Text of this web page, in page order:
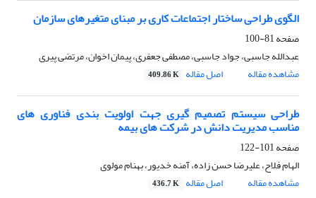
الگوی طراحی ساختار اجتماعات کاری بر مبنای متغیرهای سازمان
صفحه81-100
عبدالله جاسبی، جواد جاسبی، مصطفی جعفری، پیمان اخوان، مرتضی پیری
مشاهده مقاله
اصل مقاله 409.86 K
طراحی سیستم تصمیم گیری جهت اولویت بندی فناوری های
مناسب مدیریت دانش در شرکت های بیمه
صفحه101-122
الهام فلاح، علیرضا حسن زاده، آمنه خدیور، بهنام مولوی
مشاهده مقاله
اصل مقاله 436.7 K